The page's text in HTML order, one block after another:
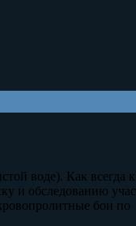
воде). Как всегда к
и обследованию
бои по